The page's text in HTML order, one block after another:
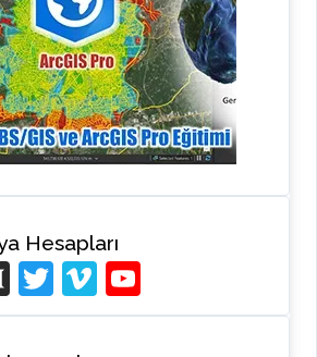
Hesapları
M
e
di
T
wi
tt
Vi
m o